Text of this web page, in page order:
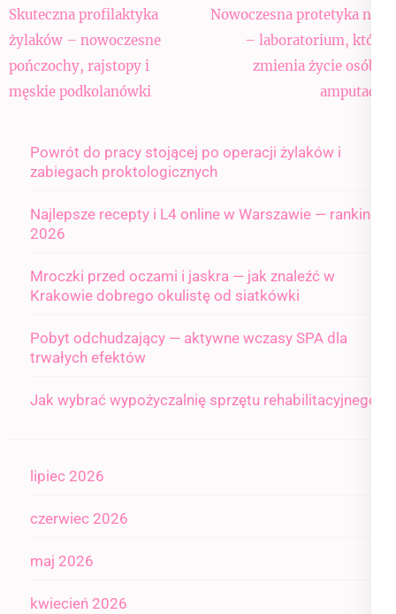
Nawigacja
wpisu
Skuteczna profilaktyka
żylaków – nowoczesne
pończochy, rajstopy i
męskie podkolanówki
Nowoczesna protetyka nóg
– laboratorium, które
zmienia życie osób z
amputacją
Powrót do pracy stojącej po operacji żylaków i
zabiegach proktologicznych
Najlepsze recepty i L4 online w Warszawie — ranking
2026
Mroczki przed oczami i jaskra — jak znaleźć w
Krakowie dobrego okulistę od siatkówki
Pobyt odchudzający — aktywne wczasy SPA dla
trwałych efektów
Jak wybrać wypożyczalnię sprzętu rehabilitacyjnego
lipiec 2026
czerwiec 2026
maj 2026
kwiecień 2026